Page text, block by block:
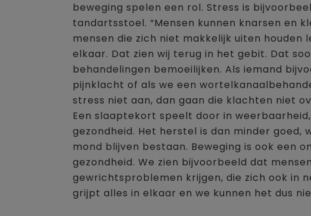
beweging spelen een rol. Stress is
tandartsstoel. “Mensen kunnen knarsen en
mensen die zich niet makkelijk uiten
elkaar. Dat zien wij terug in het gebit. Dat
behandelingen bemoeilijken. Als iemand
pijnklacht of als we een
stress niet aan, dan gaan die klachten niet
Een slaaptekort speelt door in
gezondheid. Het herstel is dan minder goed,
mond blijven bestaan. Beweging is ook een
gezondheid. We zien bijvoorbeeld dat
gewrichtsproblemen krijgen, die zich ook in
grijpt alles in elkaar en we kunnen het dus